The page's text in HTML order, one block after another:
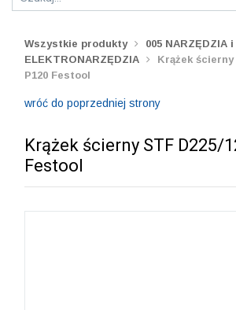
Wszystkie produkty 005 NARZĘDZIA i
ELEKTRONARZĘDZIA
Krążek ścierny
P120 Festool
wróć do poprzedniej strony
Krążek ścierny STF D225/
Festool